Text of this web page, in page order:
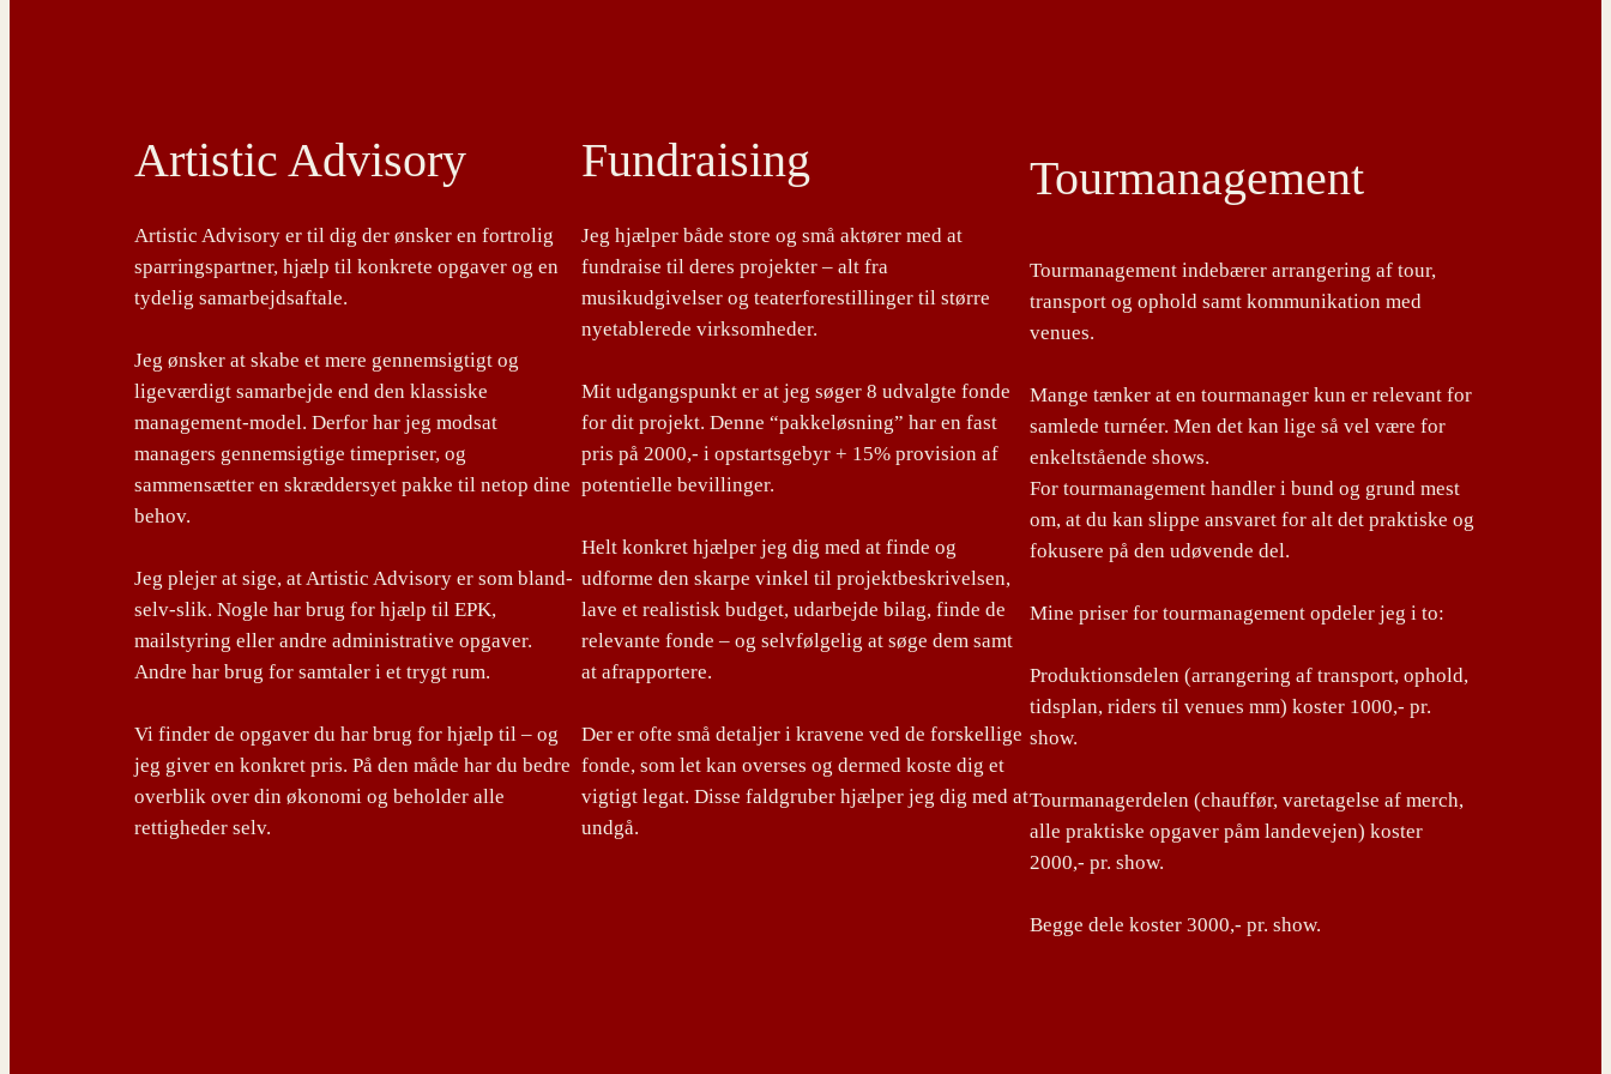
Artistic Advisory
Artistic Advisory er til dig der ønsker en fortrolig
sparringspartner, hjælp til konkrete opgaver og en
tydelig samarbejdsaftale.
Jeg ønsker at skabe et mere gennemsigtigt og
ligeværdigt samarbejde end den klassiske
management-model. Derfor har jeg modsat
managers gennemsigtige timepriser, og
sammensætter en skræddersyet pakke til netop dine
behov.
Jeg plejer at sige, at Artistic Advisory er som bland-
selv-slik. Nogle har brug for hjælp til EPK,
mailstyring eller andre administrative opgaver.
Andre har brug for samtaler i et trygt rum.
Vi finder de opgaver du har brug for hjælp til – og
jeg giver en konkret pris. På den måde har du bedre
overblik over din økonomi og beholder alle
rettigheder selv.
Fundraising
Jeg hjælper både store og små aktører med at
fundraise til deres projekter – alt fra
musikudgivelser og teaterforestillinger til større
nyetablerede virksomheder.
Mit udgangspunkt er at jeg søger 8 udvalgte fonde
for dit projekt. Denne “pakkeløsning” har en fast
pris på 2000,- i opstartsgebyr + 15% provision af
potentielle bevillinger.
Helt konkret hjælper jeg dig med at finde og
udforme den skarpe vinkel til projektbeskrivelsen,
lave et realistisk budget, udarbejde bilag, finde de
relevante fonde – og selvfølgelig at søge dem samt
at afrapportere.
Der er ofte små detaljer i kravene ved de forskellige
fonde, som let kan overses og dermed koste dig et
vigtigt legat. Disse faldgruber hjælper jeg dig med at
undgå.
Tourmanagement
Tourmanagement indebærer arrangering af tour,
transport og ophold samt kommunikation med
venues.
Mange tænker at en tourmanager kun er relevant for
samlede turnéer. Men det kan lige så vel være for
enkeltstående shows.
For tourmanagement handler i bund og grund mest
om, at du kan slippe ansvaret for alt det praktiske og
fokusere på den udøvende del.
Mine priser for tourmanagement opdeler jeg i to:
Produktionsdelen (arrangering af transport, ophold,
tidsplan, riders til venues mm) koster 1000,- pr.
show.
Tourmanagerdelen (chauffør, varetagelse af merch,
alle praktiske opgaver påm landevejen) koster
2000,- pr. show.
Begge dele koster 3000,- pr. show.